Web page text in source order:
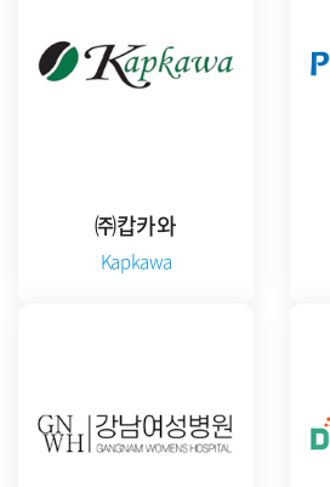
㈜캅카와
Kapkawa